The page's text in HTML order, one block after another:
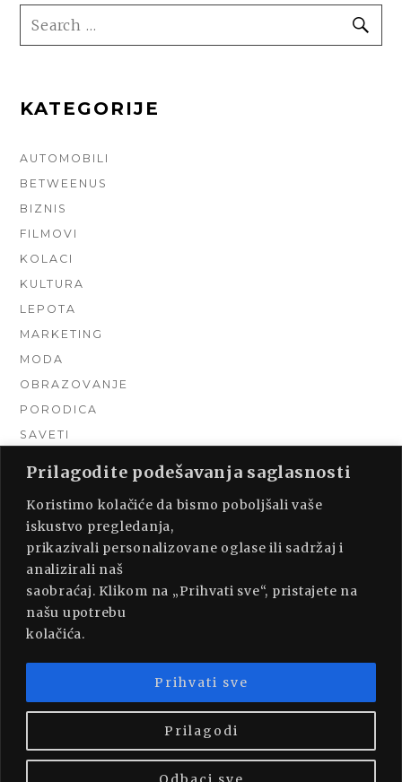
Prilagodite podešavanja saglasnosti
Koristimo kolačiće da bismo poboljšali vaše
iskustvo pregledanja,
prikazivali personalizovane oglase ili sadržaj i
analizirali naš
saobraćaj. Klikom na „Prihvati sve“, pristajete na
našu upotrebu
kolačića.
Prilagodi
Prihvati sve
SEARCH
FOR:
KATEGORIJE
AUTOMOBILI
BETWEENUS
BIZNIS
FILMOVI
KOLACI
KULTURA
LEPOTA
MARKETING
MODA
OBRAZOVANJE
PORODICA
SAVETI
TURIZAM
UNCATEGORIZED
URADI SAM
UREĐENJE DOMA
ZDRAVLJE
PROUDLY POWERED BY WORDPRESS |THEME:
MUNSA LITE BY
FOXLAND